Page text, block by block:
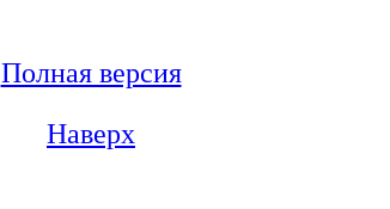
Полная версия
Наверх